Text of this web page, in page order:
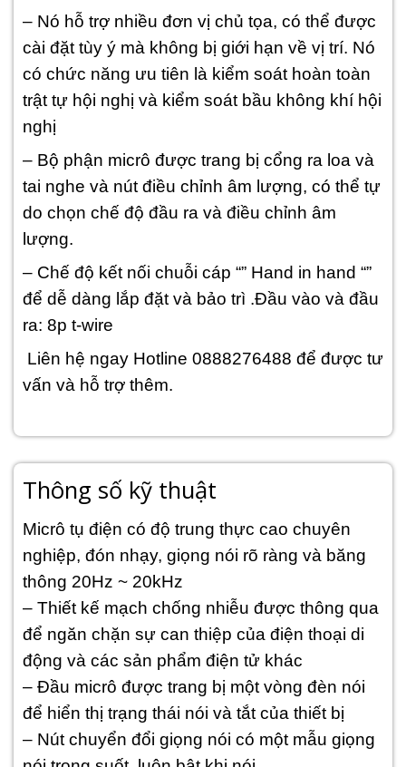
– Nó hỗ trợ nhiều đơn vị chủ tọa, có thể được
cài đặt tùy ý mà không bị giới hạn về vị trí. Nó
có chức năng ưu tiên là kiểm soát hoàn toàn
trật tự hội nghị và kiểm soát bầu không khí hội
nghị
– Bộ phận micrô được trang bị cổng ra loa và
tai nghe và nút điều chỉnh âm lượng, có thể tự
do chọn chế độ đầu ra và điều chỉnh âm
lượng.
– Chế độ kết nối chuỗi cáp “” Hand in hand “”
để dễ dàng lắp đặt và bảo trì .Đầu vào và đầu
ra: 8p t-wire
Liên hệ ngay Hotline 0888276488 để được tư
vấn và hỗ trợ thêm.
Thông số kỹ thuật
Micrô tụ điện có độ trung thực cao chuyên
nghiệp, đón nhạy, giọng nói rõ ràng và băng
thông 20Hz ~ 20kHz
– Thiết kế mạch chống nhiễu được thông qua
để ngăn chặn sự can thiệp của điện thoại di
động và các sản phẩm điện tử khác
– Đầu micrô được trang bị một vòng đèn nói
để hiển thị trạng thái nói và tắt của thiết bị
– Nút chuyển đổi giọng nói có một mẫu giọng